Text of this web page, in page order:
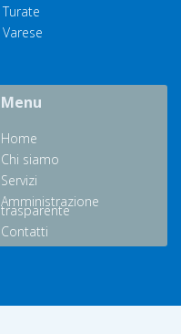
Turate
Varese
Menu
Home
Chi siamo
Servizi
Amministrazione
trasparente
Contatti